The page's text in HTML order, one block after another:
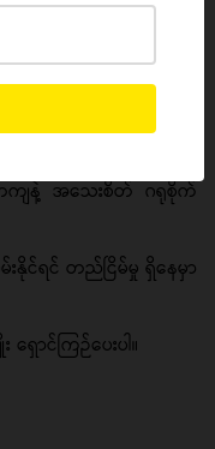
ေးဖို့ လိုအပ်သလို စိတ်ရှည်ရှည်နဲ့
ျနဲ့ အသေးစိတ် ဂရုစိုက်
နိုင်ရင် တည်ငြိမ်မှု ရှိနေမှာ
ောင်ကြဉ်ပေးပါ။